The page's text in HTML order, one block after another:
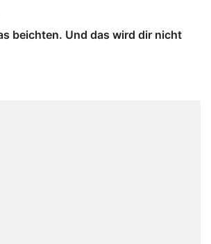
beichten. Und das wird dir nicht